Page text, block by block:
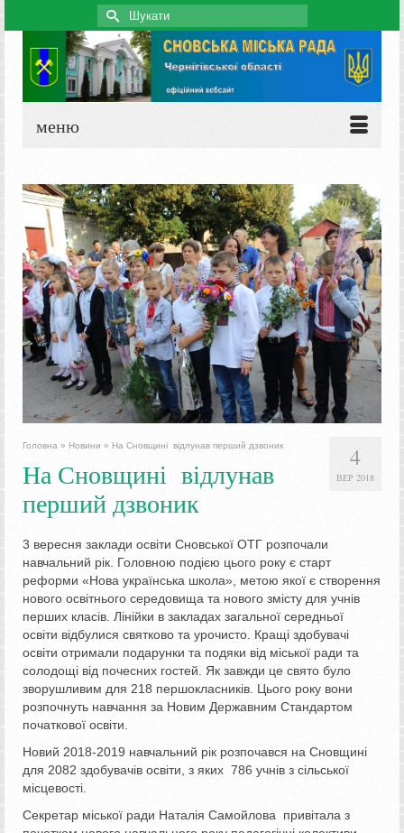
Search
for:
меню
4
ВЕР 2018
Головна » Новини » На Сновщині відлунав перший дзвоник
На Сновщині відлунав
перший дзвоник
3 вересня заклади освіти Сновської ОТГ розпочали
навчальний рік. Головною подією цього року є старт
реформи «Нова українська школа», метою якої є створення
нового освітнього середовища та нового змісту для учнів
перших класів. Лінійки в закладах загальної середньої
освіти відбулися святково та урочисто. Кращі здобувачі
освіти отримали подарунки та подяки від міської ради та
солодощі від почесних гостей. Як завжди це свято було
зворушливим для 218 першокласників. Цього року вони
розпочнуть навчання за Новим Державним Стандартом
початкової освіти.
Новий 2018-2019 навчальний рік розпочався на Сновщині
для 2082 здобувачів освіти, з яких 786 учнів з сільської
місцевості.
Секретар міської ради Наталія Самойлова привітала з